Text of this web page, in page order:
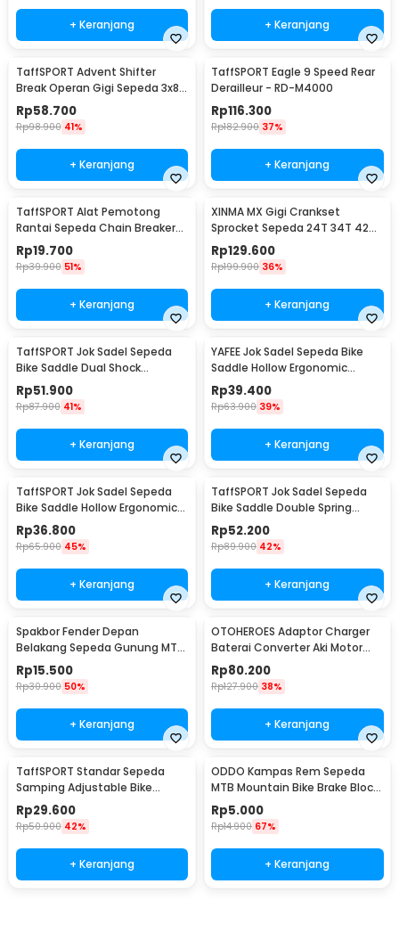
+ Keranjang + Keranjang
TaffSPORT Advent Shifter
Break Operan Gigi Sepeda 3x8
Speed 2 PCS - SL-M310
Rp58.700
Rp98.900 41%
+ Keranjang
TaffSPORT Eagle 9 Speed Rear
Derailleur - RD-M4000
Rp116.300
Rp182.900 37%
+ Keranjang
TaffSPORT Alat Pemotong
Rantai Sepeda Chain Breaker
Cutter - TD8591
Rp19.700
Rp39.900 51%
+ Keranjang
XINMA MX Gigi Crankset
Sprocket Sepeda 24T 34T 42T
7/8/9 Speed - TL-82-L
Rp129.600
Rp199.900 36%
+ Keranjang
TaffSPORT Jok Sadel Sepeda
Bike Saddle Dual Shock
Absorber Breathable - ZF25
Rp51.900
Rp87.900 41%
+ Keranjang
YAFEE Jok Sadel Sepeda Bike
Saddle Hollow Ergonomic
Breathable - FX12
Rp39.400
Rp63.900 39%
+ Keranjang
TaffSPORT Jok Sadel Sepeda
Bike Saddle Hollow Ergonomic
Breathable - YF-1034
Rp36.800
Rp65.900 45%
+ Keranjang
TaffSPORT Jok Sadel Sepeda
Bike Saddle Double Spring
Shock Absorber - ZF15
Rp52.200
Rp89.900 42%
+ Keranjang
Spakbor Fender Depan
Belakang Sepeda Gunung MTB
- HF0034300
Rp15.500
Rp30.900 50%
+ Keranjang
OTOHEROES Adaptor Charger
Baterai Converter Aki Motor
Skuter 48V 20Ah - YF2021-12
Rp80.200
Rp127.900 38%
+ Keranjang
TaffSPORT Standar Sepeda
Samping Adjustable Bike
Kickstand 34-39cm - Z50
Rp29.600
Rp50.900 42%
+ Keranjang
ODDO Kampas Rem Sepeda
MTB Mountain Bike Brake Block
70mm 2 PCS - B39
Rp5.000
Rp14.900 67%
+ Keranjang